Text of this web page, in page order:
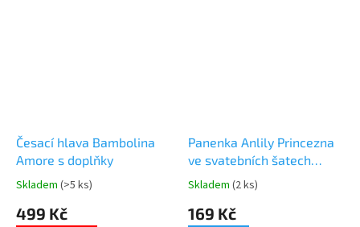
Česací hlava Bambolina
Amore s doplňky
Průměrné
produktu
Skladem (>5 ks)
499 Kč
Panenka Anlily Princezna
ve svatebních šatech
30cm
Průměrné
produktu
Skladem (2 ks)
169 Kč